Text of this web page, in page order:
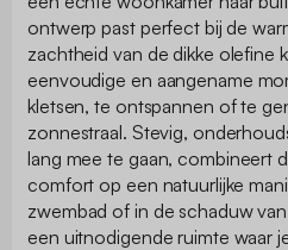
ontwerp past perfect bij de
zachtheid van de dikke olefine
eenvoudige en aangename
kletsen, te ontspannen of te
zonnestraal. Stevig,
lang mee te gaan, combineert
comfort op een natuurlijke
zwembad of in de schaduw
een uitnodigende ruimte waar